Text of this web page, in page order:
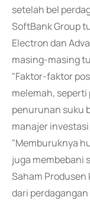
setelah bel
SoftBank Group
Electron dan
masing-masing
"Faktor-faktor
melemah,
penurunan suku
manajer
"Memburuknya
juga membebani
Saham
dari